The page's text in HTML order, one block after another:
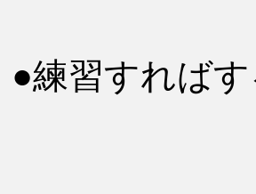
●練習すれば